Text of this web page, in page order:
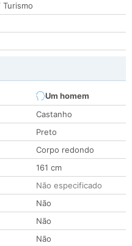
Um homem
Castanho
Preto
Corpo redondo
161 cm
Não especificado
Não
Não
Não